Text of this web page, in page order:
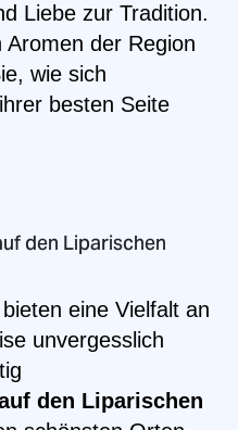
Liebe zur Tradition.
der Region
wie sich
besten Seite
den Liparischen
bieten eine Vielfalt an
unvergesslich
den Liparischen